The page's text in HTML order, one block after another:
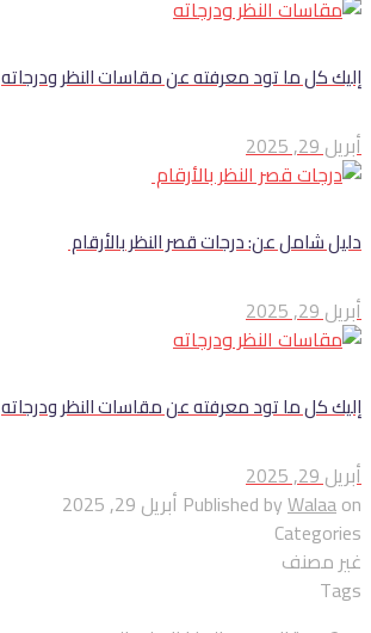
إليك كل ما تود معرفته عن مقاسات النظر ودرجاته
أبريل 29, 2025
دليل شامل عن: درجات قصر النظر​ بالأرقام
أبريل 29, 2025
إليك كل ما تود معرفته عن مقاسات النظر ودرجاته
أبريل 29, 2025
Published byWalaaon
أبريل 29, 2025
Categories
غير مصنف
Tags